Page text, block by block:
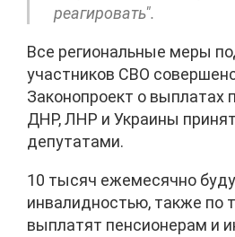
реагировать".
Все региональные меры
участников СВО
Законопроект о выплатах
ДНР, ЛНР и Украины
депутатами.
10 тысяч ежемесячно
инвалидностью, также по
выплатят пенсионерам и